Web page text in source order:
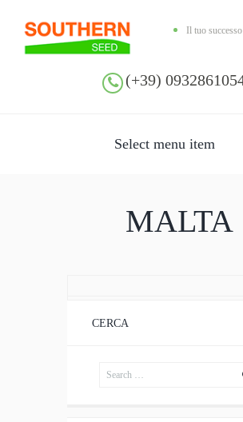
Il tuo
(+39)
Select menu item
MALTA
CERCA